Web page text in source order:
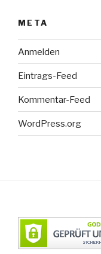
META
Anmelden
Eintrags-Feed
Kommentar-Feed
WordPress.org